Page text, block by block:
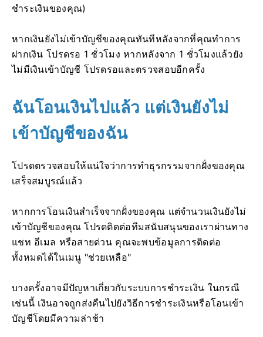
ชำระเงินของคุณ)
หากเงินยังไม่เข้าบัญชีของคุณทันทีหลังจากที่คุณทำการ
ฝากเงิน โปรดรอ 1 ชั่วโมง หากหลังจาก 1 ชั่วโมงแล้วยัง
ไม่มีเงินเข้าบัญชี โปรดรอและตรวจสอบอีกครั้ง
ฉันโอนเงินไปแล้ว แต่เงินยังไม่
เข้าบัญชีของฉัน
โปรดตรวจสอบให้แน่ใจว่าการทำธุรกรรมจากฝั่งของคุณ
เสร็จสมบูรณ์แล้ว
หากการโอนเงินสำเร็จจากฝั่งของคุณ แต่จำนวนเงินยังไม่
เข้าบัญชีของคุณ โปรดติดต่อทีมสนับสนุนของเราผ่านทาง
แชท อีเมล หรือสายด่วน คุณจะพบข้อมูลการติดต่อ
ทั้งหมดได้ในเมนู "ช่วยเหลือ"
บางครั้งอาจมีปัญหาเกี่ยวกับระบบการชำระเงิน ในกรณี
เช่นนี้ เงินอาจถูกส่งคืนไปยังวิธีการชำระเงินหรือโอนเข้า
บัญชีโดยมีความล่าช้า